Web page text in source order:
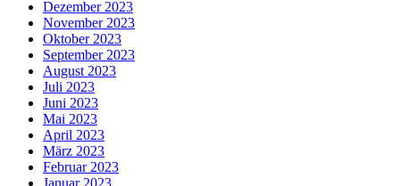
Dezember 2023
November 2023
Oktober 2023
September 2023
August 2023
Juli 2023
Juni 2023
Mai 2023
April 2023
März 2023
Februar 2023
Januar 2023